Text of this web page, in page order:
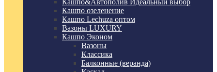
Кашпо&Автополив Идеальный выбор
Кашпо озеленение
Кашпо Lechuza оптом
Вазоны LUXURY
Кашпо Эконом
Вазоны
Классика
Балконные (веранда)